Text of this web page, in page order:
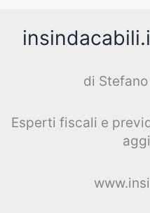
di
Esperti fiscali e